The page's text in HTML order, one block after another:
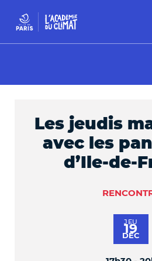
Les jeudis
avec les
d’Ile-de-
JEU
19
DÉC